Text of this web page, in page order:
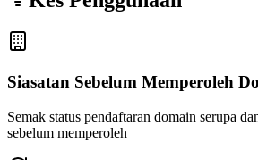
Siasatan Sebelum Memperoleh
Semak status pendaftaran domain serupa
sebelum memperoleh